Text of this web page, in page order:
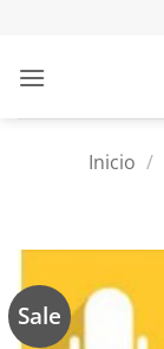
content
Inicio /
Sale